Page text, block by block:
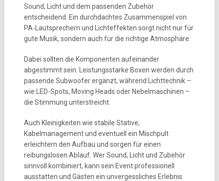
Sound, Licht und dem passenden Zubehör
entscheidend. Ein durchdachtes Zusammenspiel von
PA-Lautsprechern und Lichteffekten sorgt nicht nur für
gute Musik, sondern auch für die richtige Atmosphäre.
Dabei sollten die Komponenten aufeinander
abgestimmt sein: Leistungsstarke Boxen werden durch
passende Subwoofer ergänzt, während Lichttechnik –
wie LED-Spots, Moving Heads oder Nebelmaschinen –
die Stimmung unterstreicht.
Auch Kleinigkeiten wie stabile Stative,
Kabelmanagement und eventuell ein Mischpult
erleichtern den Aufbau und sorgen für einen
reibungslosen Ablauf. Wer Sound, Licht und Zubehör
sinnvoll kombiniert, kann sein Event professionell
ausstatten und Gästen ein unvergessliches Erlebnis